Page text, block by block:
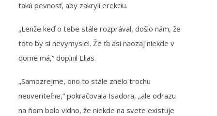
takú pevnosť, aby zakryli erekciu.
„Lenže keď o tebe stále rozprával, došlo nám, že
toto by si nevymyslel. Že ťa asi naozaj niekde v
dome má,“ doplnil Elias.
„Samozrejme, ono to stále znelo trochu
neuveriteľne,“ pokračovala Isadora, „ale odrazu
na ňom bolo vidno, že niekde na svete existuje